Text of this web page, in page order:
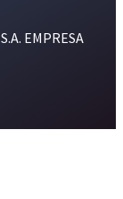
EMPRESA